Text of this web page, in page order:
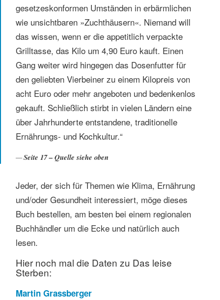
gesetzeskonformen Umständen in erbärmlichen
wie unsichtbaren »Zuchthäusern«. Niemand will
das wissen, wenn er die appetitlich verpackte
Grilltasse, das Kilo um 4,90 Euro kauft. Einen
Gang weiter wird hingegen das Dosenfutter für
den geliebten Vierbeiner zu einem Kilopreis von
acht Euro oder mehr angeboten und bedenkenlos
gekauft. Schließlich stirbt in vielen Ländern eine
über Jahrhunderte entstandene, traditionelle
Ernährungs- und Kochkultur.“
Seite 17 – Quelle siehe oben
Jeder, der sich für Themen wie Klima, Ernährung
und/oder Gesundheit interessiert, möge dieses
Buch bestellen, am besten bei einem regionalen
Buchhändler um die Ecke und natürlich auch
lesen.
Hier noch mal die Daten zu Das leise
Sterben:
Martin Grassberger